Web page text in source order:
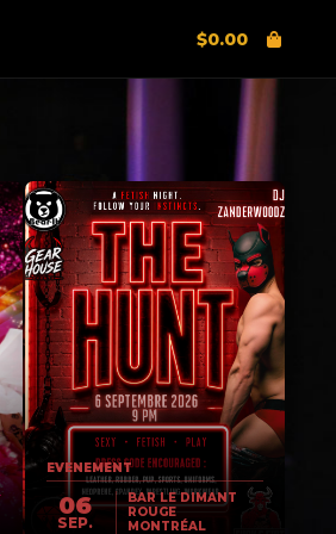
$0.00
EVENEMENT
06
SEP.
BAR LE DIMANT
ROUGE
MONTRÉAL